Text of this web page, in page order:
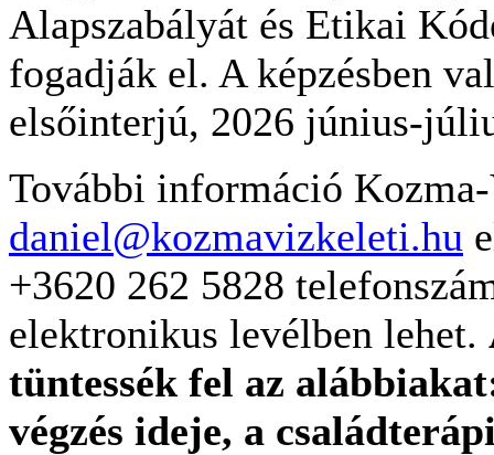
Alapszabályát és Etikai
fogadják el. A képzésben
elsőinterjú, 2026 június-
További információ
daniel@kozmavizkeleti.hu
+3620 262 5828
elektronikus levélben lehet.
tüntessék fel az
végzés ideje, a